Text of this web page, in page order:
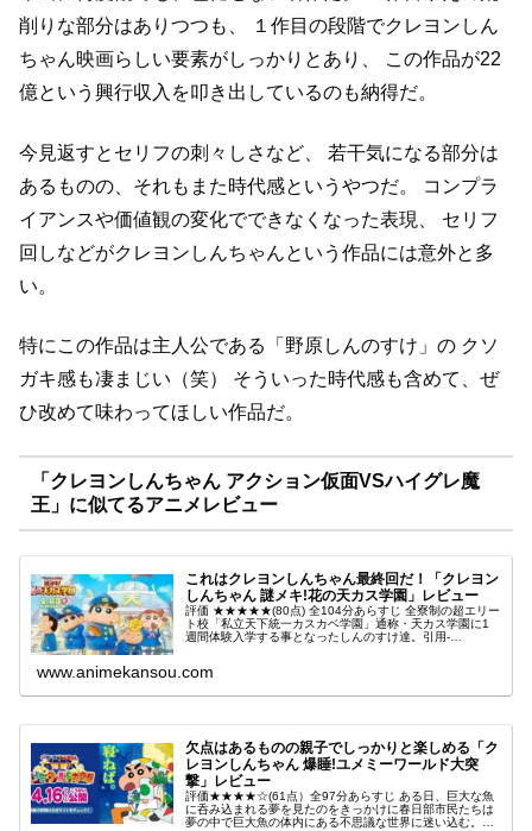
削りな部分はありつつも、
１作目の段階でクレヨンしん
ちゃん映画らしい要素がしっかりとあり、
この作品が22
億という興行収入を叩き出しているのも納得だ。
今見返すとセリフの刺々しさなど、
若干気になる部分は
あるものの、それもまた時代感というやつだ。
コンプラ
イアンスや価値観の変化でできなくなった表現、
セリフ
回しなどがクレヨンしんちゃんという作品には意外と多
い。
特にこの作品は主人公である「野原しんのすけ」の クソ
ガキ感も凄まじい（笑）
そういった時代感も含めて、ぜ
ひ改めて味わってほしい作品だ。
「クレヨンしんちゃん アクション仮面VSハイグレ魔
王」に似てるアニメレビュー
これはクレヨンしんちゃん最終回だ！「クレヨン
しんちゃん 謎メキ!花の天カス学園」レビュー
評価 ★★★★★(80点) 全104分あらすじ 全寮制の超エリー
ト校「私立天下統一カスカベ学園」通称・天カス学園に1
週間体験入学する事となったしんのすけ達。引用-
www.animekansou.com
欠点はあるものの親子でしっかりと楽しめる「ク
レヨンしんちゃん 爆睡!ユメミーワールド大突
撃」レビュー
評価★★★★☆(61点）全97分あらすじ ある日、巨大な魚
に呑み込まれる夢を見たのをきっかけに春日部市民たちは
夢の中で巨大魚の体内にある不思議な世界に迷い込む。引